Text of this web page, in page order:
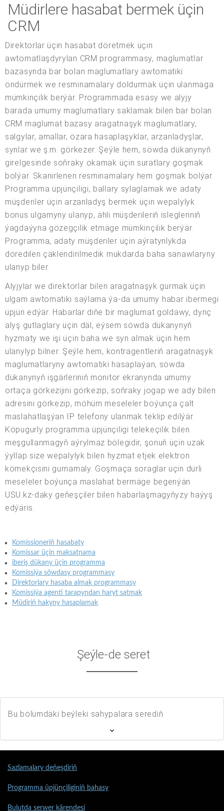
Müdirlere hasabat bermek üçin
CRM
Direktorlar üçin hasabat döretmek üçin
awtomatlaşdyrylan CRM programmasy, maglumatlar
bazasynda bar bolan maglumatlary awtomatiki
öndürmek we resminamalary doldurmak üçin ulanmaga
mümkinçilik berýär. Programmada esasy we alyjy
barada umumy maglumatlary saklamak bilen bar bolan
CRM maglumat bazasy aragatnaşyk maglumatlary,
salgylar, amallar, özara hasaplaşyklar, arzanladyşlar,
synlar we ş.m. görkezer. Şeýle hem, söwda dükanynyň
girelgesinde soňraky okamak üçin suratlary goşmak
bolýar. Skanirlenen resminamalary hem goşmak bolýar.
Programma üpjünçiligi, ballary sylaglamak we adaty
müşderiler üçin arzanladyş bermek üçin wepalylyk
bonus ulgamyny ulanyp, ähli müşderileriň islegleriniň
ýagdaýyna gözegçilik etmäge mümkinçilik berýär.
Programma, adaty müşderiler üçin aýratynlykda
döredilen çäklendirilmedik mukdarda baha sanawlaryny
ulanyp biler.
Alyjylar we direktorlar bilen aragatnaşyk gurmak üçin
ulgam awtomatiki saýlama ýa-da umumy habar ibermegi
üpjün edýär. Habarlar diňe bir maglumat goldawy, dynç
alyş gutlaglary üçin däl, eýsem söwda dükanynyň
hyzmaty we işi üçin baha we syn almak üçin hem
ulanylyp bilner. Şeýle hem, kontragentleriň aragatnaşyk
maglumatlaryny awtomatiki hasaplaýan, söwda
dükanynyň işgärleriniň monitor ekranynda umumy
ortaça görkezijini görkezip, soňraky jogap we ady bilen
adresini görkezip, möhüm meseleler boýunça çalt
maslahatlaşýan IP telefony ulanmak teklip edilýär.
Köpugurly programma üpjünçiligi telekeçilik bilen
meşgullanmagyň aýrylmaz bölegidir, şonuň üçin uzak
ýyllap size wepalylyk bilen hyzmat etjek elektron
kömekçisini gurnamaly. Goşmaça soraglar üçin dürli
meseleler boýunça maslahat bermäge begenýän
USU.kz-daky geňeşçiler bilen habarlaşmagyňyzy haýyş
edýäris.
Komissioneriň hasabaty
Komissar üçin maksatnama
iberiş dükany üçin programma
Komissiýa söwdasy programmasy
Direktorlary hasaba almak programmasy
Komissiýa agenti tarapyndan haryt satmak
Müdiriň hakyny hasaplamak
Şeýle-de seret
Bu bölümdäki beýleki sahypalara serediň
Sazlamalary deňeşdiriň
Programma üpjünçiliginiň bahasy
Bulutda serwer kärendesi